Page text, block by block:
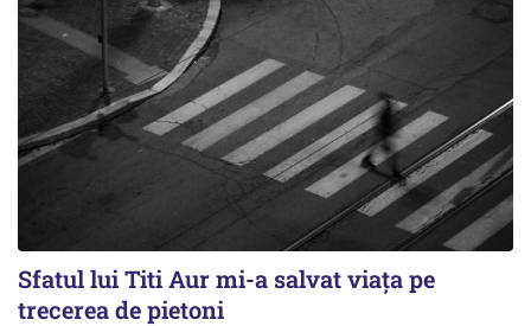
Sfatul lui Titi Aur mi-a salvat viaţa pe
trecerea de pietoni